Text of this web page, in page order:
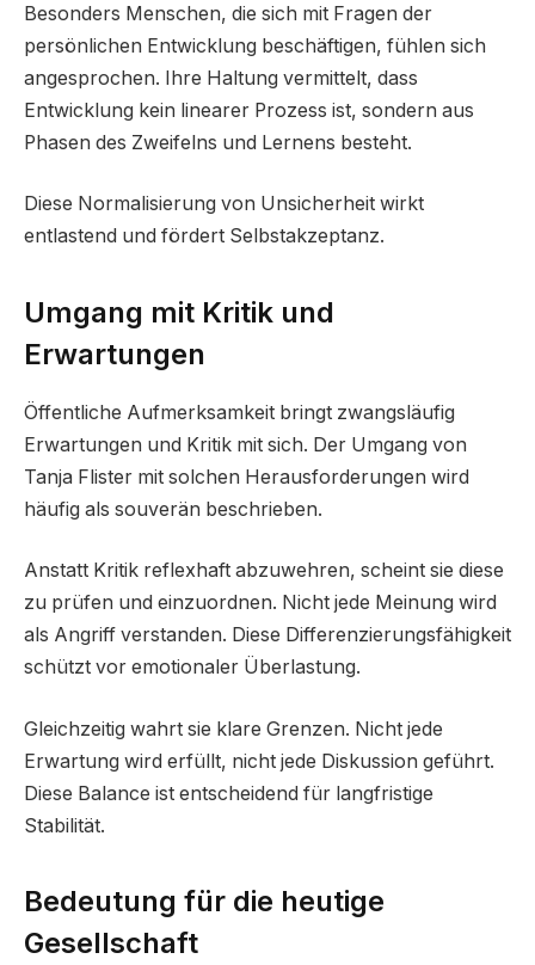
Besonders Menschen, die sich mit Fragen der
persönlichen Entwicklung beschäftigen, fühlen sich
angesprochen. Ihre Haltung vermittelt, dass
Entwicklung kein linearer Prozess ist, sondern aus
Phasen des Zweifelns und Lernens besteht.
Diese Normalisierung von Unsicherheit wirkt
entlastend und fördert Selbstakzeptanz.
Umgang mit Kritik und
Erwartungen
Öffentliche Aufmerksamkeit bringt zwangsläufig
Erwartungen und Kritik mit sich. Der Umgang von
Tanja Flister mit solchen Herausforderungen wird
häufig als souverän beschrieben.
Anstatt Kritik reflexhaft abzuwehren, scheint sie diese
zu prüfen und einzuordnen. Nicht jede Meinung wird
als Angriff verstanden. Diese Differenzierungsfähigkeit
schützt vor emotionaler Überlastung.
Gleichzeitig wahrt sie klare Grenzen. Nicht jede
Erwartung wird erfüllt, nicht jede Diskussion geführt.
Diese Balance ist entscheidend für langfristige
Stabilität.
Bedeutung für die heutige
Gesellschaft